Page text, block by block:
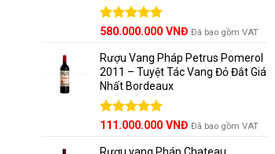
Được xếp
5 sao
580.000.000 VNĐ Đã bao gồm VAT
Rượu Vang Pháp Petrus Pomerol
2011 – Tuyệt Tác Vang Đỏ Đắt Giá
Nhất Bordeaux
Được xếp
5 sao
Giá
111.000.000 VNĐGiá
Đã bao gồm VAT